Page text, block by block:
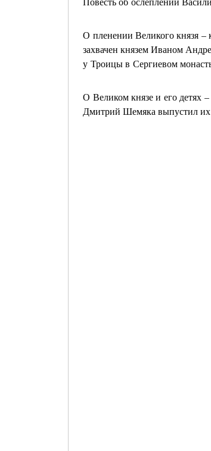
О пленении Великого князя –
захвачен князем Иваном
у Троицы в Сергиевом
О Великом князе и его детях –
Дмитрий Шемяка выпустил их